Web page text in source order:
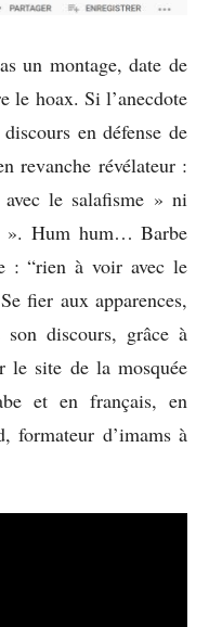
un montage, date de
le hoax. Si l’anecdote
en défense de
revanche révélateur :
le salafisme » ni
». Hum hum… Barbe
: “rien à voir avec le
fier aux apparences,
discours, grâce à
le site de la mosquée
et en français, en
formateur d’imams à